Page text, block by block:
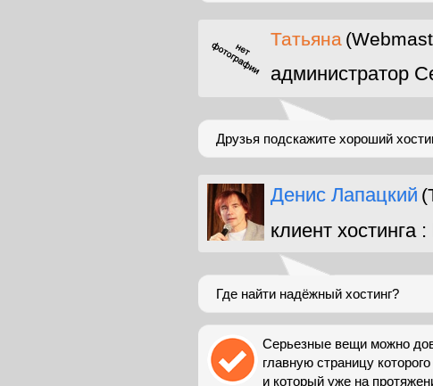
Татьяна
администратор
Друзья подскажите хороший
Денис Лапацкий
клиент хостинга :
Где найти надёжный хостинг?
Серьезные вещи можно
главную страницу
и который уже на